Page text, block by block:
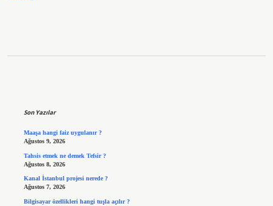
Son Yazılar
Maaşa hangi faiz uygulanır ?
Ağustos 9, 2026
Tahsis etmek ne demek Tefsir ?
Ağustos 8, 2026
Kanal İstanbul projesi nerede ?
Ağustos 7, 2026
Bilgisayar özellikleri hangi tuşla açılır ?